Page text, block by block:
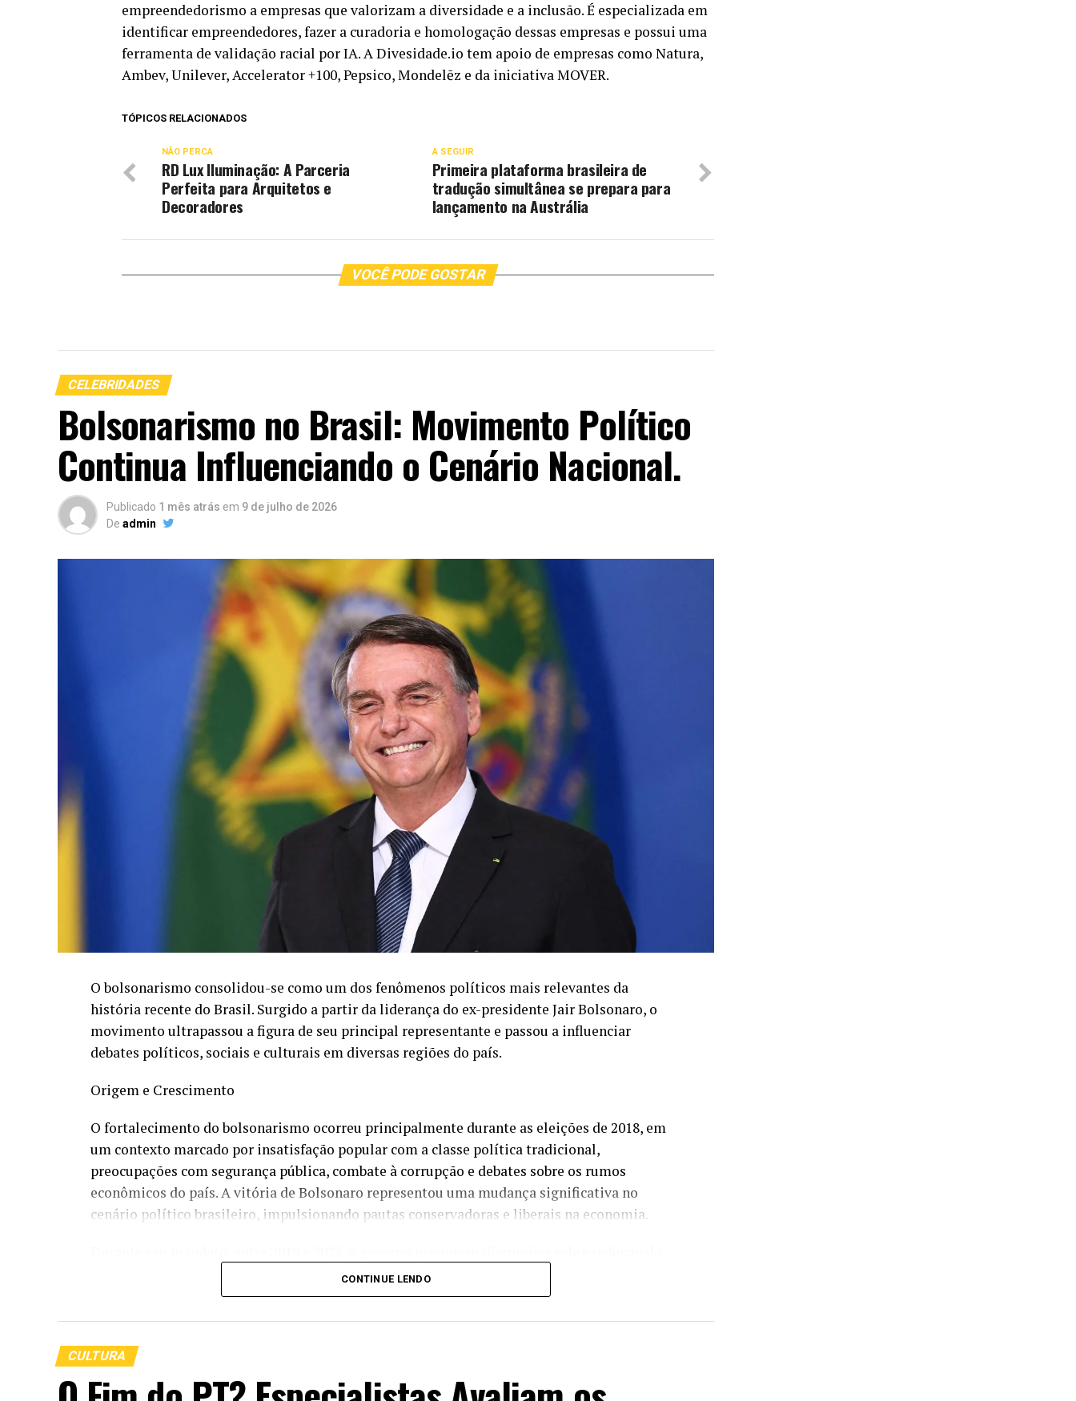
empreendedorismo a empresas que valorizam a diversidade e a inclusão. É especializada em
identificar empreendedores, fazer a curadoria e homologação dessas empresas e possui uma
ferramenta de validação racial por IA. A Divesidade.io tem apoio de empresas como Natura,
Ambev, Unilever, Accelerator +100, Pepsico, Mondelēz e da iniciativa MOVER.
TÓPICOS RELACIONADOS
A SEGUIR
Primeira plataforma brasileira de
tradução simultânea se prepara para
lançamento na Austrália
NÃO PERCA
RD Lux Iluminação: A Parceria
Perfeita para Arquitetos e
Decoradores
VOCÊ PODE GOSTAR
CELEBRIDADES
Bolsonarismo no Brasil: Movimento Político
Continua Influenciando o Cenário Nacional.
Publicado 1 mês atrás em 9 de julho de 2026
De admin
O bolsonarismo consolidou-se como um dos fenômenos políticos mais relevantes da
história recente do Brasil. Surgido a partir da liderança do ex-presidente Jair Bolsonaro, o
movimento ultrapassou a figura de seu principal representante e passou a influenciar
debates políticos, sociais e culturais em diversas regiões do país.
Origem e Crescimento
O fortalecimento do bolsonarismo ocorreu principalmente durante as eleições de 2018, em
um contexto marcado por insatisfação popular com a classe política tradicional,
preocupações com segurança pública, combate à corrupção e debates sobre os rumos
econômicos do país. A vitória de Bolsonaro representou uma mudança significativa no
cenário político brasileiro, impulsionando pautas conservadoras e liberais na economia.
tamanho do Estado, flexibilização de regras para posse de armas, fortalecimento das forças
de segurança e reformas econômicas. Ao mesmo tempo, enfrentou críticas relacionadas à
condução de políticas ambientais, gestão da pandemia de COVID-19 e conflitos
CONTINUE LENDO
CULTURA